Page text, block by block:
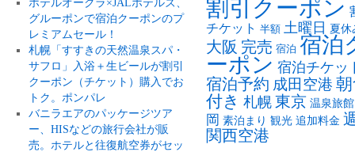
グルーポンで宿泊クーポンのプ
レミアムセール！
札幌「すすきの天然温泉スパ・
サフロ」入浴＋生ビールが割引
クーポン（チケット）購入でお
トク。ポンパレ
バニラエアのパッケージツア
ー、HISなどの旅行会社が販
売。ホテルと往復航空券がセッ
割引クーポン
チケット 半額 土曜日 夏休
大阪 完売 宿泊 宿泊
ーポン 宿泊チケッ
宿泊予約 成田空港
付き 札幌 東京 温泉旅館
岡 素泊まり 観光 追加料金
関西空港